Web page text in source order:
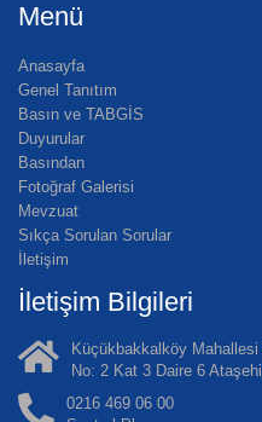
Menü
Anasayfa
Genel Tanıtım
Basın ve TABGİS
Duyurular
Basından
Fotoğraf Galerisi
Mevzuat
Sıkça Sorulan Sorular
İletişim
İletişim Bilgileri
Küçükbakkalköy
No: 2 Kat 3 Daire 6
0216 469 06 00